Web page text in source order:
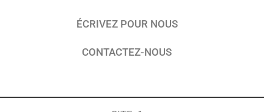
ÉCRIVEZ POUR NOUS
CONTACTEZ-NOUS